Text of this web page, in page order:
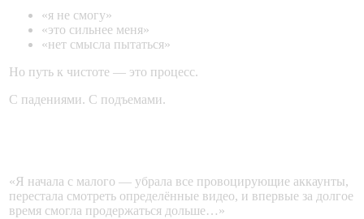
«я не смогу»
«это сильнее меня»
«нет смысла пытаться»
Но путь к чистоте — это процесс.
С падениями. С подъемами.
«Я начала с малого — убрала все провоцирующие аккаунты,
перестала смотреть определённые видео, и впервые за долгое
время смогла продержаться дольше…»